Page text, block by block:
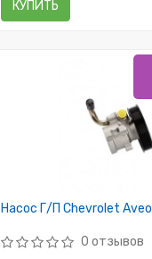
КУПИТЬ
Насос Г/П Chevrolet
0 отзывов